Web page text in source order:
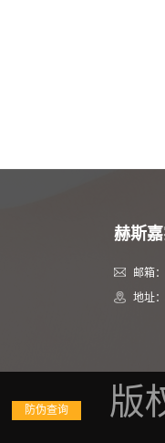
赫斯
邮箱
地址
防伪查询 版